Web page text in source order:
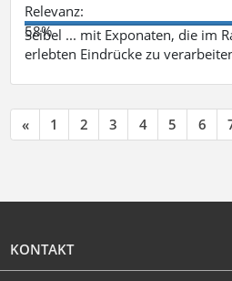
Relevanz:
58%
Seibel ... mit Exponaten, die im
erlebten Eindrücke zu
« 1 2 3 4 5 6
KONTAKT